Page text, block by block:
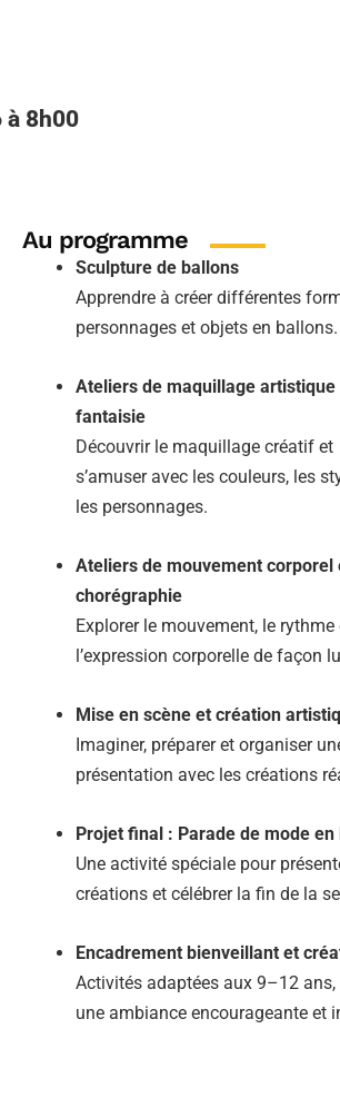
8h00
Au programme
Sculpture de ballons
Apprendre à créer différentes
personnages et objets en ballons.
Ateliers de maquillage artistique
fantaisie
Découvrir le maquillage créatif et
s’amuser avec les couleurs, les
les personnages.
Ateliers de mouvement corporel
chorégraphie
Explorer le mouvement, le rythme
l’expression corporelle de façon
Mise en scène et création
Imaginer, préparer et organiser
présentation avec les créations
Projet final : Parade de mode en
Une activité spéciale pour
créations et célébrer la fin de la
Encadrement bienveillant et
Activités adaptées aux 9–12 ans,
une ambiance encourageante et